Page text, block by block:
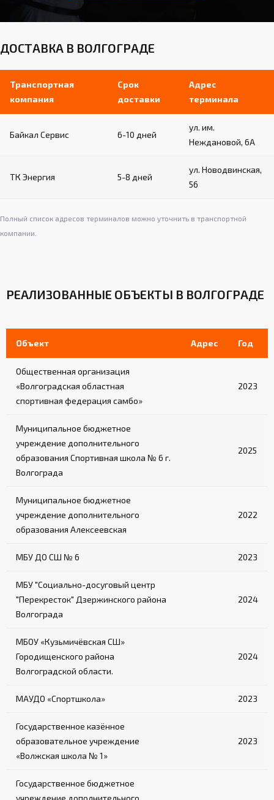
ДОСТАВКА В ВОЛГОГРАДЕ
Транспортная
компания
Срок
доставки
Адрес
терминала
Байкал Сервис 6-10 дней
ул. им.
Неждановой, 6А
ТК Энергия 5-8 дней
ул. Новодвинская,
56
Полный список адресов терминалов можно уточнить в транспортной
компании.
РЕАЛИЗОВАННЫЕ ОБЪЕКТЫ В ВОЛГОГРАДЕ
Объект Адрес Год
Общественная организация
«Волгоградская областная
спортивная федерация самбо»
2023
Муниципальное бюджетное
учреждение дополнительного
образования Спортивная школа № 6 г.
Волгограда
2025
Муниципальное бюджетное
учреждение дополнительного
образования Алексеевская
2022
МБУ ДО СШ № 6 2023
МБУ "Социально-досуговый центр
"Перекресток" Дзержинского района
Волгограда
2024
МБОУ «Кузьмичёвская СШ»
Городищенского района
Волгоградской области.
2024
МАУДО «Спортшкола» 2023
Государственное казённое
образовательное учреждение
«Волжская школа № 1»
2023
Государственное бюджетное
учреждение дополнительного